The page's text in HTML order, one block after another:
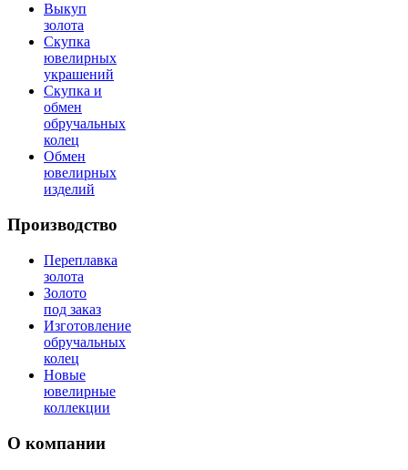
Выкуп
золота
Скупка
ювелирных
украшений
Скупка и
обмен
обручальных
колец
Обмен
ювелирных
изделий
Производство
Переплавка
золота
Золото
под заказ
Изготовление
обручальных
колец
Новые
ювелирные
коллекции
О компании